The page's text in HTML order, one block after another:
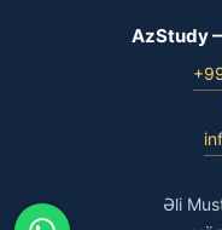
AzStudy
Əli